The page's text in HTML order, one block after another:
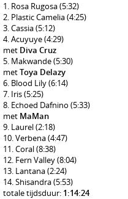
Rosa Rugosa(5:32)
Plastic Camelia(4:25)
Cassia(5:12)
Acuyuye(4:29)
met Diva Cruz
Makwande(5:30)
metToya Delazy
Blood Lily(6:14)
Iris(5:25)
Echoed Dafnino (5:33)
met MaMan
Laurel(2:18)
Verbena(4:47)
Coral(8:38)
Fern Valley(8:04)
Lantana(2:24)
Shisandra(5:53)
totale tijdsduur: 1:14:24